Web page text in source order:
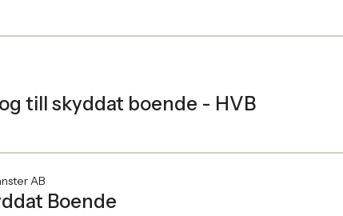
till skyddat boende - HVB
AB
Boende